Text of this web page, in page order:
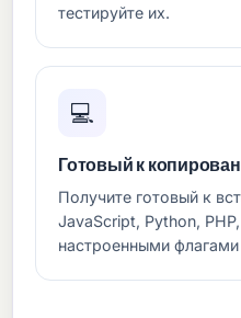
тестируйте их.
💻
Готовый к
Получите готовый к
JavaScript, Python,
настроенными